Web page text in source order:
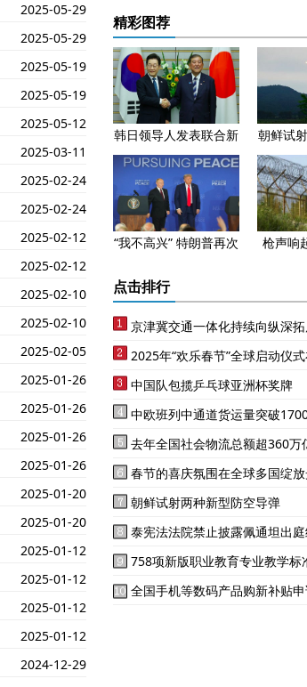
2025-05-29
2025-05-29
2025-05-19
2025-05-19
2025-05-12
2025-03-11
2025-02-24
2025-02-24
2025-02-12
2025-02-12
2025-02-10
2025-02-10
2025-02-05
2025-01-26
2025-01-26
2025-01-26
2025-01-26
2025-01-20
2025-01-20
2025-01-12
2025-01-12
2025-01-12
2025-01-12
2024-12-29
精彩图荐
韩日领导人发表联合新
闻公报，强调稳步推进
双边关系
朝鲜试
“我不高兴” 特朗普再次
枪声响
衅
点击排行
京津冀交通一体化持续向纵深
2025年“欢乐春节”全球启动仪
中国队包揽乒乓球亚洲杯奖牌
中欧班列中通道货运量突破
去年全国社会物流总额超360万
春节的喜庆氛围在全球多国绽
朝鲜试射两种新型防空导弹
758项新版职业教育专业教学标
全国手机等数码产品购新补贴申